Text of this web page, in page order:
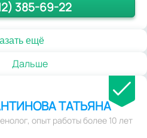
385-69-22
ещё
Дальше
ТАТЬЯНА
опыт работы более 10 лет